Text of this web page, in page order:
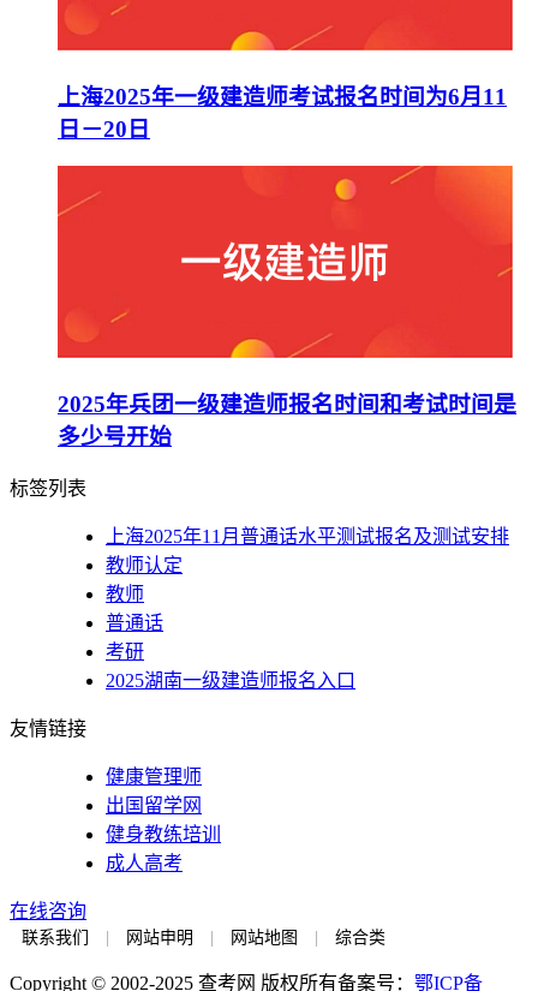
上海2025年一级建造师考试报名时间为6月11
日－20日
2025年兵团一级建造师报名时间和考试时间是
多少号开始
标签列表
上海2025年11月普通话水平测试报名及测试安排
教师认定
教师
普通话
考研
2025湖南一级建造师报名入口
友情链接
健康管理师
出国留学网
健身教练培训
成人高考
在线咨询
联系我们 网站申明 网站地图 综合类
Copyright © 2002-2025 查考网 版权所有备案号： 鄂ICP备